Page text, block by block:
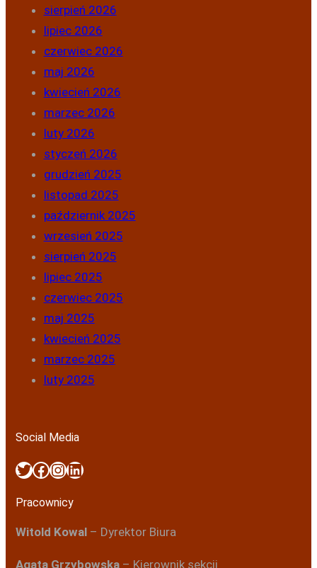
sierpień 2026
lipiec 2026
czerwiec 2026
maj 2026
kwiecień 2026
marzec 2026
luty 2026
styczeń 2026
grudzień 2025
listopad 2025
październik 2025
wrzesień 2025
sierpień 2025
lipiec 2025
czerwiec 2025
maj 2025
kwiecień 2025
marzec 2025
luty 2025
Social Media
Twitter Facebook InstagramLinkedIn
Pracownicy
Witold Kowal– Dyrektor Biura
Agata Grzybowska– Kierownik sekcji